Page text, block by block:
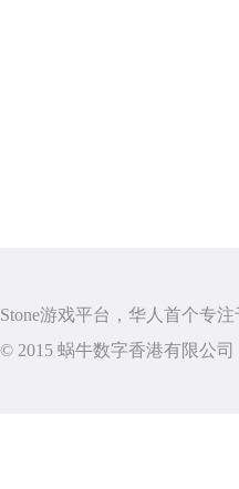
Stone游戏平台，华人首个专
© 2015 蜗牛数字香港有限公